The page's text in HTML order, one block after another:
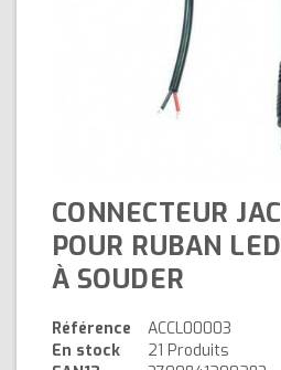
CONNECTEUR
POUR RUBAN
À SOUDER
Référence
ACCL00003
En stock
21 Produits